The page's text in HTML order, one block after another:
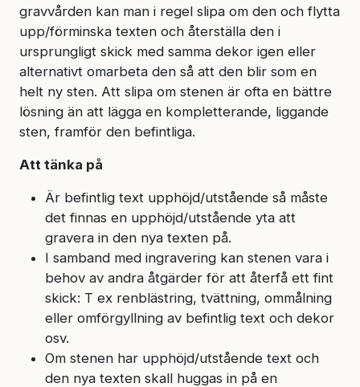
gravvården kan man i regel slipa om den och flytta
upp/förminska texten och återställa den i
ursprungligt skick med samma dekor igen eller
alternativt omarbeta den så att den blir som en
helt ny sten. Att slipa om stenen är ofta en bättre
lösning än att lägga en kompletterande, liggande
sten, framför den befintliga.
Att tänka på
Är befintlig text upphöjd/utstående så måste
det finnas en upphöjd/utstående yta att
gravera in den nya texten på.
I samband med ingravering kan stenen vara i
behov av andra åtgärder för att återfå ett fint
skick: T ex renblästring, tvättning, ommålning
eller omförgyllning av befintlig text och dekor
osv.
Om stenen har upphöjd/utstående text och
den nya texten skall huggas in på en